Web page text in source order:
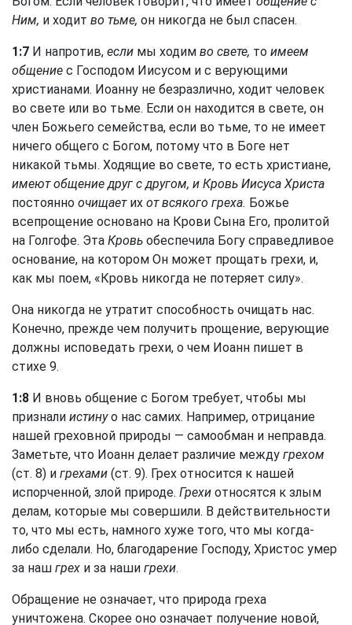
Ним, и ходит во тьме, он никогда не был спасен.
1:7 И напротив, если мы ходим во свете, то имеем
общение с Господом Иисусом и с верующими
христианами. Иоанну не безразлично, ходит человек
во свете или во тьме. Если он находится в свете, он
член Божьего семейства, если во тьме, то не имеет
ничего общего с Богом, потому что в Боге нет
никакой тьмы. Ходящие во свете, то есть христиане,
имеют общение друг с другом, и Кровь Иисуса Христа
постоянно очищаетих от всякого греха. Божье
всепрощение основано на Крови Сына Его, пролитой
на Голгофе. Эта Кровь обеспечила Богу справедливое
основание, на котором Он может прощать грехи, и,
как мы поем, «Кровь никогда не потеряет силу».
Она никогда не утратит способность очищать нас.
Конечно, прежде чем получить прощение, верующие
должны исповедать грехи, о чем Иоанн пишет в
стихе 9.
1:8 И вновь общение с Богом требует, чтобы мы
признали истинуо нас самих. Например, отрицание
нашей греховной природы — самообман и неправда.
Заметьте, что Иоанн делает различие между грехом
(ст. 8) и грехами (ст. 9). Грех относится к нашей
испорченной, злой природе. Грехи относятся к злым
делам, которые мы совершили. В действительности
то, что мы есть, намного хуже того, что мы когда-
либо сделали. Но, благодарение Господу, Христос умер
за наш грех и за наши грехи.
Обращение не означает, что природа греха
уничтожена. Скорее оно означает получение новой,